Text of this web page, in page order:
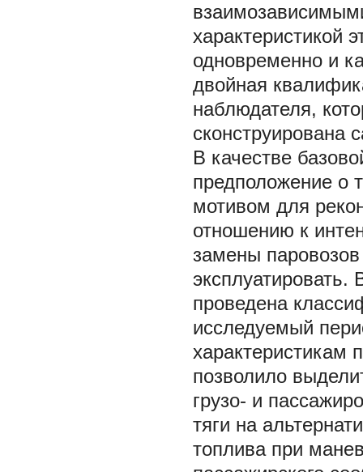
характеристикой
одновременно и
двойная
наблюдателя,
сконструирована
В качестве
предположение о
мотивом для
отношению к
замены
эксплуатировать.
проведена
исследуемый
характеристикам
позволило
грузо- и
тяги на
топлива при